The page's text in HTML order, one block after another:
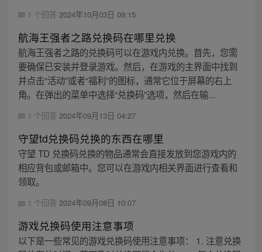
1 个回答 2024年10月03日 09:15
航海王强者之路兑换码在哪里兑换
航海王强者之路的兑换码可以在游戏内兑换。首先，您需
要确保已安装并登录游戏。然后，在游戏的主界面中找到
并点击“活动”或者“福利”的图标，通常它位于屏幕的右上
角。在弹出的菜单中选择“兑换码”选项，然后在输...
1 个回答 2024年09月13日 04:27
守望td兑换码兑换的东西在哪里
守望 TD 兑换码兑换的物品通常会直接发放到您游戏内的
相应背包或邮箱中。您可以在游戏内相关界面进行查看和
领取。
1 个回答 2024年09月08日 10:07
游戏兑换码使用注意事项
以下是一些常见的游戏兑换码使用注意事项： 1. 注意兑换